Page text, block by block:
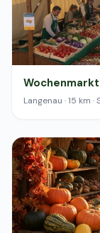
Wochenmarkt
Langenau · 15 km